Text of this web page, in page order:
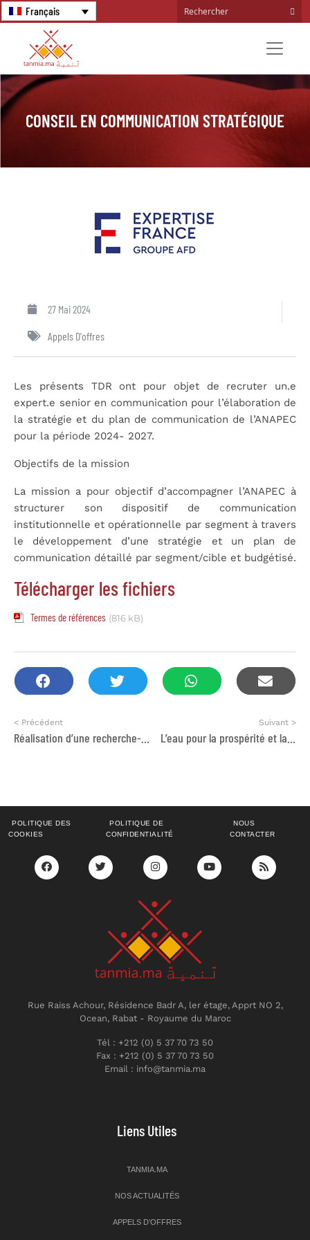
Français
CONSEIL EN COMMUNICATION STRATÉGIQUE
27 Mai 2024
Appels D'offres
Les présents TDR ont pour objet de recruter un.e
expert.e senior en communication pour l’élaboration de
la stratégie et du plan de communication de l’ANAPEC
pour la période 2024- 2027.
Objectifs de la mission
La mission a pour objectif d’accompagner l’ANAPEC à
structurer son dispositif de communication
institutionnelle et opérationnelle par segment à travers
le développement d’une stratégie et un plan de
communication détaillé par segment/cible et budgétisé.
Télécharger les fichiers
Termes de références (816 kB)
< Précédent Suivant >
POLITIQUE DES
COOKIES
POLITIQUE DE
CONFIDENTIALITÉ
NOUS
CONTACTER
Rue Raiss Achour, Résidence Badr A, ler étage, Apprt NO 2,
Ocean, Rabat - Royaume du Maroc
Tél : +212 (0) 5 37 70 73 50
Fax : +212 (0) 5 37 70 73 50
Email : info@tanmia.ma
Liens Utiles
TANMIA.MA
NOS ACTUALITÉS
APPELS D’OFFRES